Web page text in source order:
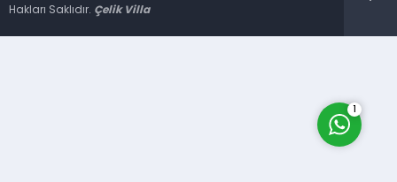
Hakları Saklıdır. Çelik Villa
1